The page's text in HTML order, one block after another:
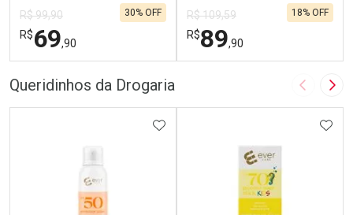
R$ 99,90
R$69,90
30% OFF
R$ 109,59
R$89,90
18% OFF
Queridinhos da Drogaria Imagem
ADICIONAR AOS FAVORITOS